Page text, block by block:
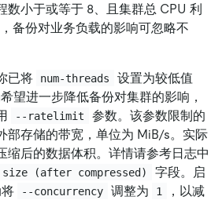
数小于或等于 8、且集群总 CPU 利
备份对业务负载的影响可忽略不
已将 num-threads
设置为较低值
望进一步降低备份对集群的影响，
--ratelimit
参数。该参数限制的
部存储的带宽，单位为 MiB/s。实际
缩后的数据体积。详情请参考日志中
size (after compressed)
字段。启
--concurrency 调整为 1
，以减